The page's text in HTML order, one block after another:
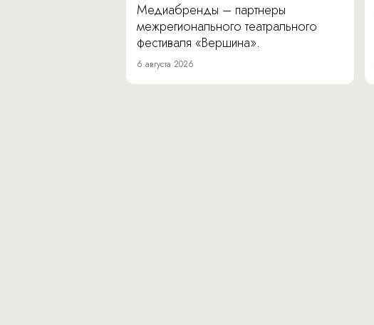
Медиабренды – партнеры
межрегионального театрального
фестиваля «Вершина».
6 августа 2026